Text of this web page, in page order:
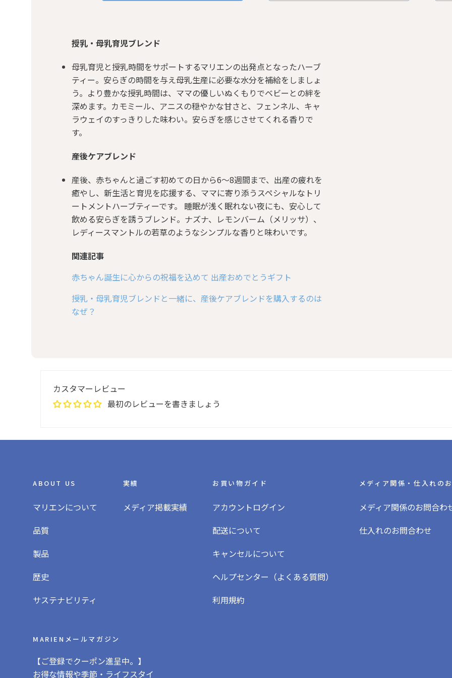
授乳・母乳育児ブレンド
母乳育児と授乳時間をサポートするマリエンの出発点となったハーブ
ティー。安らぎの時間を与え母乳生産に必要な水分を補給をしましょ
う。より豊かな授乳時間は、ママの優しいぬくもりでベビーとの絆を
深めます。カモミール、アニスの穏やかな甘さと、フェンネル、キャ
ラウェイのすっきりした味わい。安らぎを感じさせてくれる香りで
す。
産後ケアブレンド
産後、赤ちゃんと過ごす初めての日から6〜8週間まで、出産の疲れを
癒やし、新生活と育児を応援する、ママに寄り添うスペシャルなトリ
ートメントハーブティーです。 睡眠が浅く眠れない夜にも、安心して
飲める安らぎを誘うブレンド。ナズナ、レモンバーム（メリッサ）、
レディースマントルの若草のようなシンプルな香りと味わいです。
関連記事
赤ちゃん誕生に心からの祝福を込めて 出産おめでとうギフト
授乳・母乳育児ブレンドと一緒に、産後ケアブレンドを購入するのは
なぜ？
カスタマーレビュー
最初のレビューを書きましょう
ABOUT US
マリエンについて
品質
製品
歴史
サステナビリティ
実績
メディア掲載実績
お買い物ガイド
アカウントログイン
配送について
キャンセルについて
ヘルプセンター（よくある質問）
利用規約
メディア関係・仕入れの
メディア関係のお問合わ
仕入れのお問合わせ
MARIENメールマガジン
【ご登録でクーポン進呈中。】
お得な情報や季節・ライフスタイ